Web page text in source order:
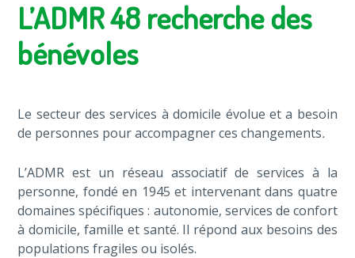
L’ADMR 48 recherche des
bénévoles
Le secteur des services à domicile évolue et a besoin
de personnes pour accompagner ces changements.
L’ADMR est un réseau associatif de services à la
personne, fondé en 1945 et intervenant dans quatre
domaines spécifiques : autonomie, services de confort
à domicile, famille et santé. Il répond aux besoins des
populations fragiles ou isolés.